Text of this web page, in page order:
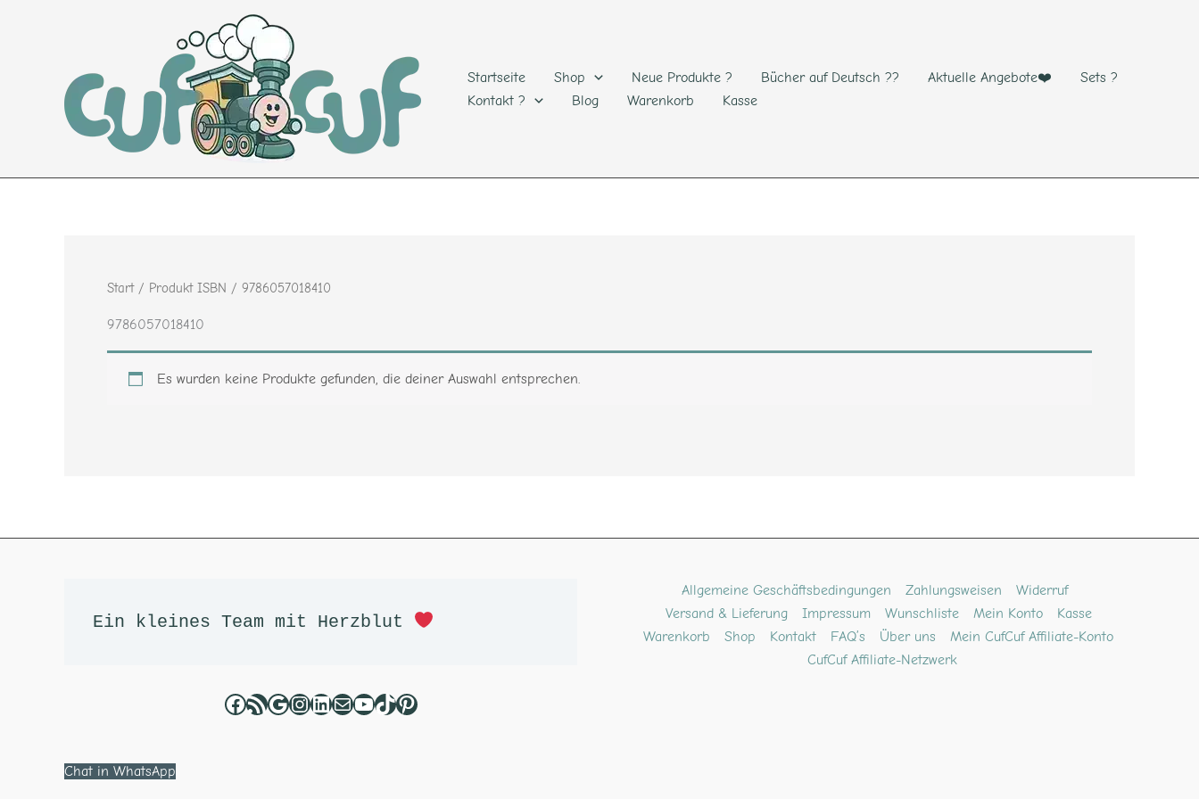
Startseite
Shop Neue Produkte ? Bücher auf Deutsch ?? Aktuelle Angebote❤️
Sets ?
Kontakt ?
Blog Warenkorb Kasse
Start/ Produkt ISBN / 9786057018410
9786057018410
Es wurden keine Produkte gefunden, die deiner Auswahl entsprechen.
Ein kleines Team mit Herzblut
Chat in WhatsApp
Allgemeine Geschäftsbedingungen Zahlungsweisen
Widerruf
Versand & Lieferung
Impressum Wunschliste Mein Konto
Kasse
Warenkorb
Shop Kontakt FAQ’s Über uns
Mein CufCuf Affiliate-Konto
CufCuf Affiliate-Netzwerk